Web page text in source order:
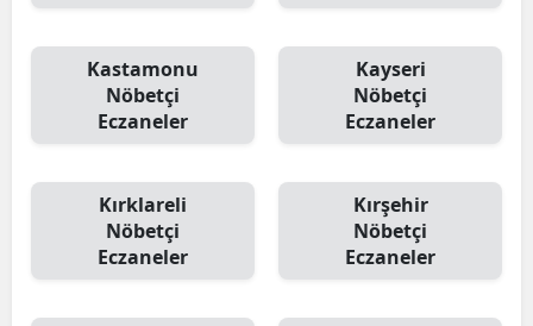
Kastamonu
Nöbetçi
Eczaneler
Kayseri
Nöbetçi
Eczaneler
Kırklareli
Nöbetçi
Eczaneler
Kırşehir
Nöbetçi
Eczaneler